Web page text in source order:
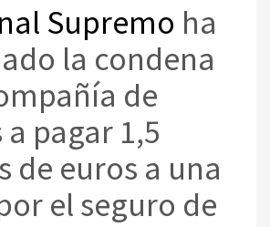
Supremo ha
la condena
de
pagar 1,5
de euros a una
el seguro de